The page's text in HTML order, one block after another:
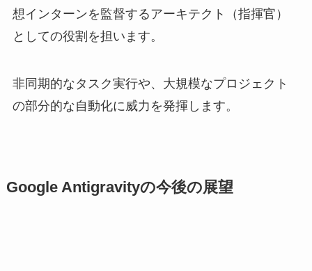
想インターンを監督するアーキテクト（指揮官）
としての役割を担います。
非同期的なタスク実行や、大規模なプロジェクト
の部分的な自動化に威力を発揮します。
Google Antigravityの今後の展望